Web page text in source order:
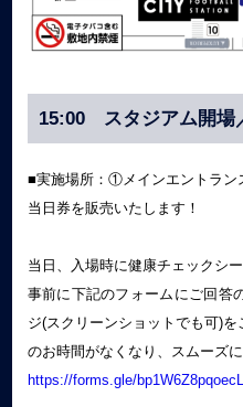
15:00 スタジアム開場
■実施場所：①メインエントラン
当日券を販売いたします！
当日、入場時に健康チェックシ
事前に下記のフォームにご回答
ジ(スクリーンショットでも可)
のお時間がなくなり、スムーズ
https://forms.gle/